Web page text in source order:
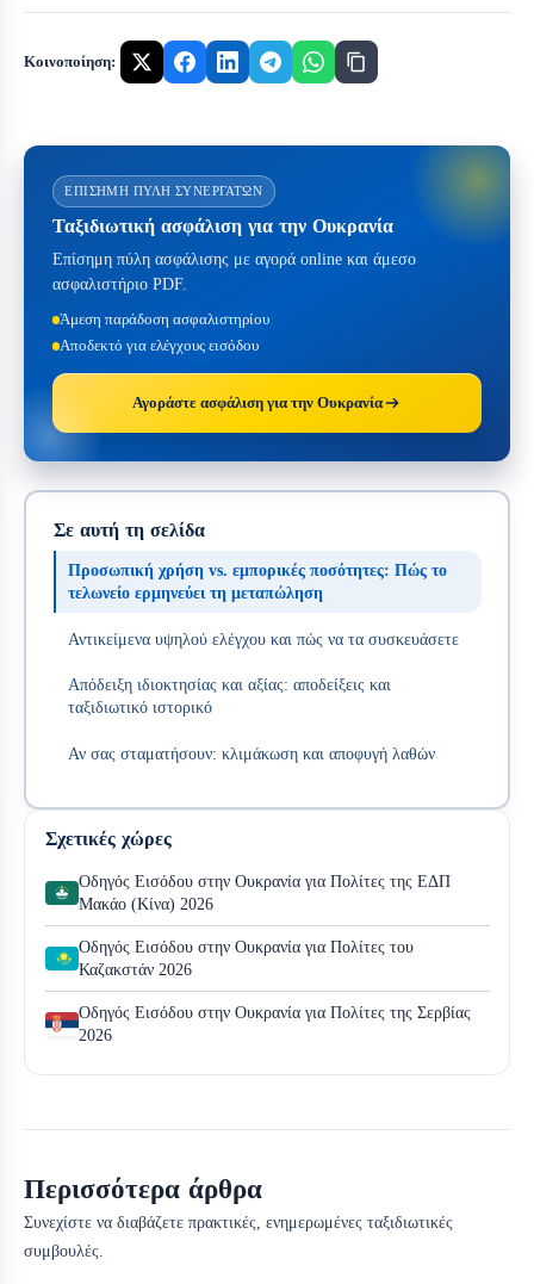
Κοινοποίηση:
ΕΠΊΣΗΜΗ ΠΎΛΗ ΣΥΝΕΡΓΑΤΏΝ
Ταξιδιωτική ασφάλιση για την Ουκρανία
Επίσημη πύλη ασφάλισης με αγορά online και άμεσο
ασφαλιστήριο PDF.
Άμεση παράδοση ασφαλιστηρίου
Αποδεκτό για ελέγχους εισόδου
Αγοράστε ασφάλιση για την Ουκρανία
Σε αυτή τη σελίδα
Προσωπική χρήση vs. εμπορικές ποσότητες: Πώς το
τελωνείο ερμηνεύει τη μεταπώληση
Αντικείμενα υψηλού ελέγχου και πώς να τα συσκευάσετε
Απόδειξη ιδιοκτησίας και αξίας: αποδείξεις και
ταξιδιωτικό ιστορικό
Αν σας σταματήσουν: κλιμάκωση και αποφυγή λαθών
Σχετικές χώρες
Οδηγός Εισόδου στην Ουκρανία για Πολίτες της ΕΔΠ
Μακάο (Κίνα) 2026
Οδηγός Εισόδου στην Ουκρανία για Πολίτες του
Καζακστάν 2026
Οδηγός Εισόδου στην Ουκρανία για Πολίτες της Σερβίας
2026
Περισσότερα άρθρα
Συνεχίστε να διαβάζετε πρακτικές, ενημερωμένες ταξιδιωτικές
συμβουλές.